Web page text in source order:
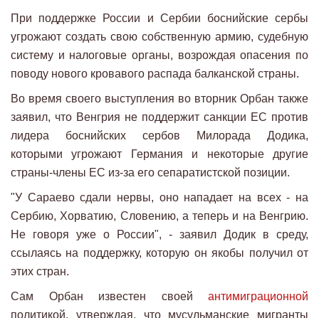
При поддержке России и Сербии боснийские сербы
угрожают создать свою собственную армию, судебную
систему и налоговые органы, возрождая опасения по
поводу нового кровавого распада балканской страны.
Во время своего выступления во вторник Орбан также
заявил, что Венгрия не поддержит санкции ЕС против
лидера боснийских сербов Милорада Додика,
которыми угрожают Германия и некоторые другие
страны-члены ЕС из-за его сепаратистской позиции.
"У Сараево сдали нервы, оно нападает на всех - на
Сербию, Хорватию, Словению, а теперь и на Венгрию.
Не говоря уже о России", - заявил Додик в среду,
ссылаясь на поддержку, которую он якобы получил от
этих стран.
Сам Орбан известен своей антимиграционной
политикой, утверждая, что мусульманские мигранты